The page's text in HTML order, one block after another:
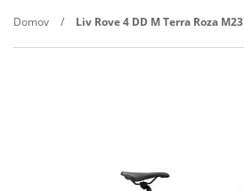
Domov Liv Rove 4 DD M Terra Roza M23